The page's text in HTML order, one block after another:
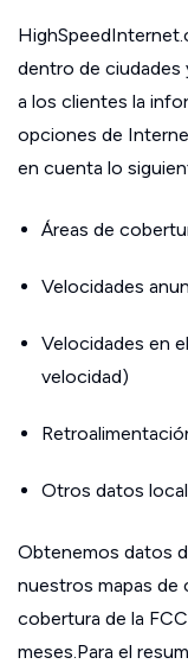
dentro de ciudades
a los clientes la
opciones de
en cuenta lo
Áreas de
Velocidades
Velocidades en
velocidad)
Otros datos
Obtenemos datos
nuestros mapas de
cobertura de la
meses.Para el